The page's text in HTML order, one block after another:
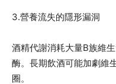
3.營養流失的隱形漏洞
酒精代謝消耗大量B族維
酶。長期飲酒可能加劇維
圈。